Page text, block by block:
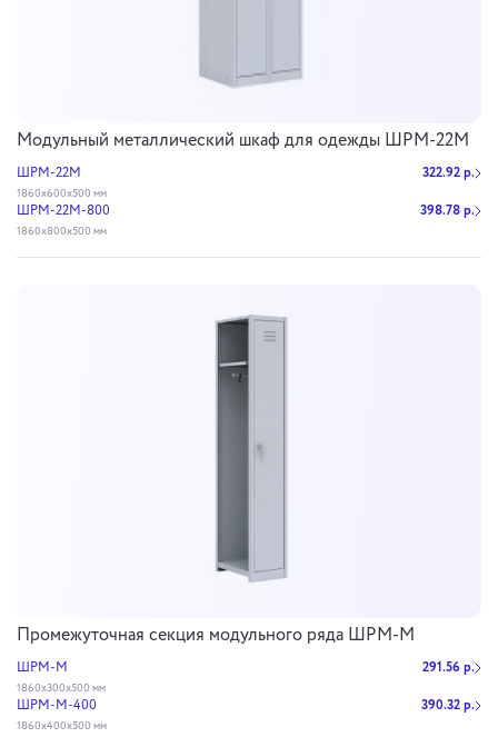
Модульный металлический шкаф для одежды ШРМ-22М
ШРМ-22М 322.92 р.
1860х600х500 мм
ШРМ-22М-800 398.78 р.
1860х800х500 мм
Промежуточная секция модульного ряда ШРМ-М
ШРМ-М 291.56 р.
1860х300х500 мм
ШРМ-М-400 390.32 р.
1860х400х500 мм